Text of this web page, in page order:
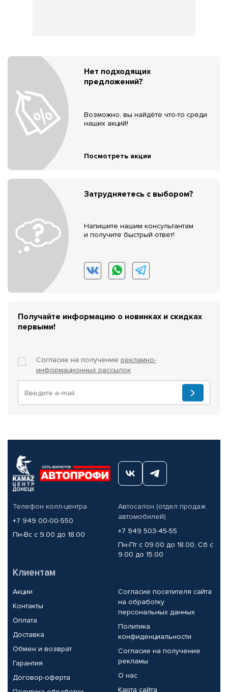
Нет подходящих
предложений?
Возможно, вы найдёте что-то среди
наших акций!
Посмотреть акции
Затрудняетесь с выбором?
Напишите нашим консультантам
и получите быстрый ответ!
Получайте информацию о новинках и скидках
первыми!
Согласие на получение рекламно-
информационных рассылок
Телефон колл-центра
+7 949 00-00-550
Пн-Вс с 9.00 до 18.00
Автосалон (отдел продаж
автомобилей)
+7 949 503-45-55
Пн-Пт с 09.00 до 18.00, Сб с
9.00 до 15.00
Клиентам
Акции
Контакты
Оплата
Доставка
Обмен и возврат
Гарантия
Договор-оферта
Согласие посетителя сайта
на обработку
персональных данных
Политика
конфиденциальности
Согласие на получение
рекламы
О нас
Карта сайта